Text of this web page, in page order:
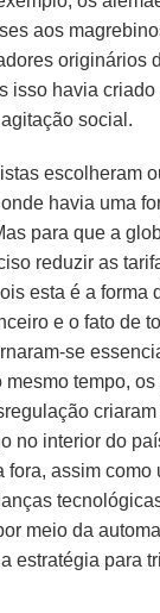
aos
originários
isso havia criado
social.
escolheram
havia uma
para que a
reduzir as
esta é a forma
e o fato de
se
tempo,
no interior do
assim como
meio da
estratégia para